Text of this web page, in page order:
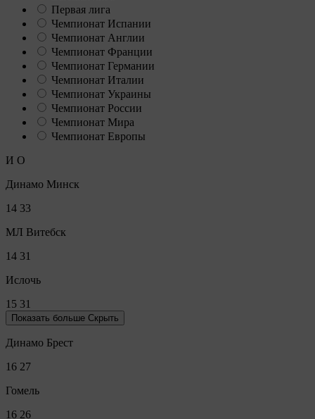
Первая лига
Чемпионат Испании
Чемпионат Англии
Чемпионат Франции
Чемпионат Германии
Чемпионат Италии
Чемпионат Украины
Чемпионат России
Чемпионат Мира
Чемпионат Европы
И О
Динамо Минск
14 33
МЛ Витебск
14 31
Ислочь
15 31
Показать больше Скрыть
Динамо Брест
16 27
Гомель
16 26